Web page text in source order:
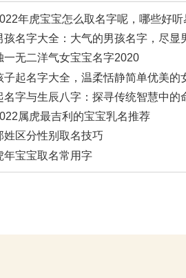
年虎宝宝怎么取名字呢，哪些好听易记的虎宝宝
孩名字大全：大气的男孩名字，尽显男子气
一无二洋气女宝宝名字2020
子起名字大全，温柔恬静简单优美的女孩名
名字与生辰八字：探寻传统智慧中的命名艺
属虎最吉利的宝宝乳名推荐
姓区分性别取名技巧
年宝宝取名常用字